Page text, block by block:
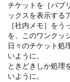
チケットを［パブ
ックスを表示する
［社内メモ］を
を、このワンクッ
日々のチケット処
いように。
ときどきしか処理
いように。